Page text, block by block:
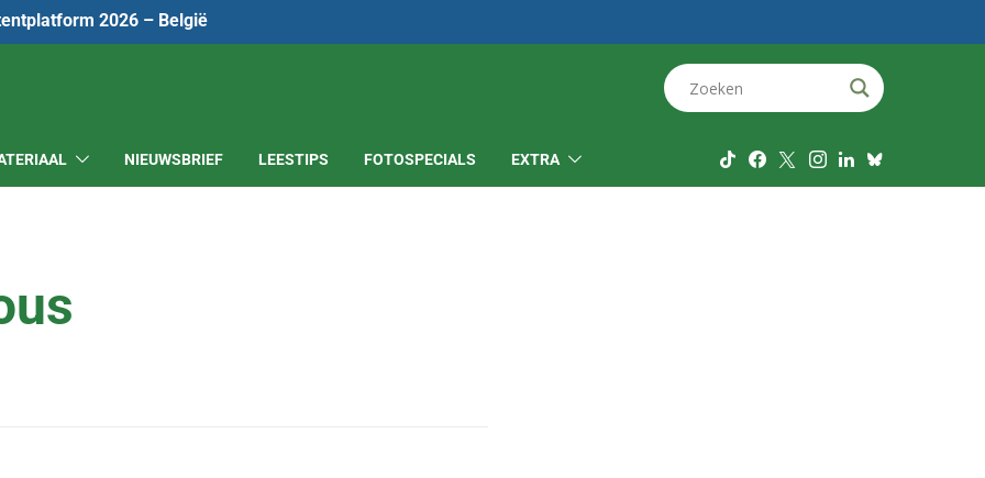
2026 – België
NIEUWSBRIEF LEESTIPS FOTOSPECIALS EXTRA